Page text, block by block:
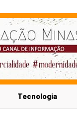
Tecnologia